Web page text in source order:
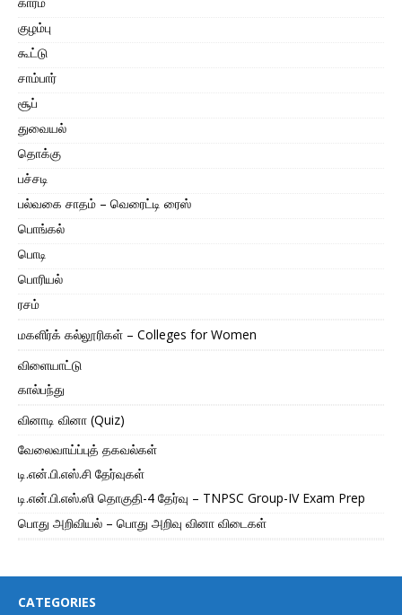
குழம்பு
கூட்டு
சாம்பார்
சூப்
துவையல்
தொக்கு
பச்சடி
பல்வகை சாதம் – வெரைட்டி ரைஸ்
பொங்கல்
பொடி
பொரியல்
ரசம்
மகளிர்க் கல்லூரிகள் – Colleges for Women
விளையாட்டு
கால்பந்து
வினாடி வினா (Quiz)
வேலைவாய்ப்புத் தகவல்கள்
டி.என்.பி.எஸ்.சி தேர்வுகள்
டி.என்.பி.எஸ்.ஸி தொகுதி-4 தேர்வு – TNPSC Group-IV Exam Prep
பொது அறிவியல் – பொது அறிவு வினா விடைகள்
CATEGORIES